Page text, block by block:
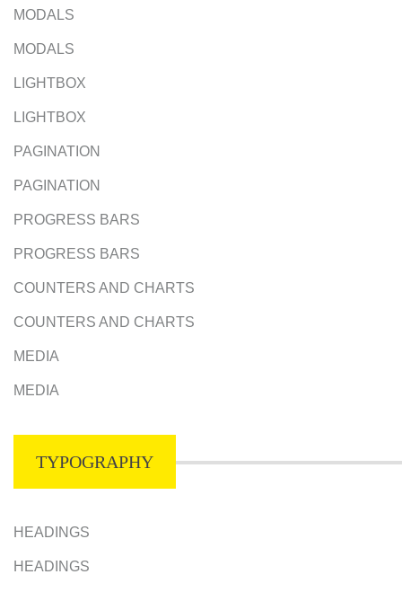
MODALS
MODALS
LIGHTBOX
LIGHTBOX
PAGINATION
PAGINATION
PROGRESS BARS
PROGRESS BARS
COUNTERS AND CHARTS
COUNTERS AND CHARTS
MEDIA
MEDIA
TYPOGRAPHY
HEADINGS
HEADINGS